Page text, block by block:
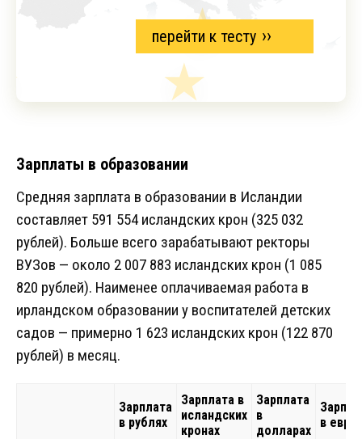
перейти к тесту
Зарплаты в образовании
Средняя зарплата в образовании в Исландии
составляет 591 554 исландских крон (325 032
рублей). Больше всего зарабатывают ректоры
ВУЗов — около 2 007 883 исландских крон (1 085
820 рублей). Наименее оплачиваемая работа в
ирландском образовании у воспитателей детских
садов — примерно 1 623 исландских крон (122 870
рублей) в месяц.
Зарплата
в рублях
Зарплата в
исландских
кронах
Зарплата
в
долларах
в евро